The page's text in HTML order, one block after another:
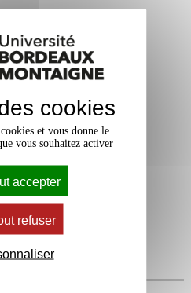
cookies
et vous donne le
vous souhaitez activer
accepter
refuser